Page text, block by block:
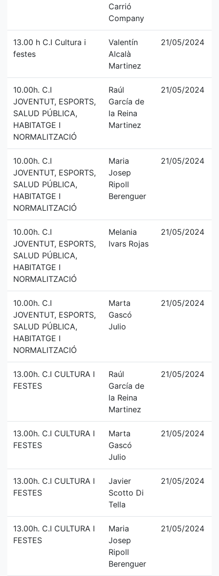
Carrió
Company
13.00 h C.I Cultura i
festes
Valentín
Alcalà
Martinez
21/05/2024
10.00h. C.I
JOVENTUT, ESPORTS,
SALUD PÚBLICA,
HABITATGE I
NORMALITZACIÓ
Raúl
García de
la Reina
Martinez
21/05/2024
10.00h. C.I
JOVENTUT, ESPORTS,
SALUD PÚBLICA,
HABITATGE I
NORMALITZACIÓ
Maria
Josep
Ripoll
Berenguer
21/05/2024
10.00h. C.I
JOVENTUT, ESPORTS,
SALUD PÚBLICA,
HABITATGE I
NORMALITZACIÓ
Melania
Ivars Rojas
21/05/2024
10.00h. C.I
JOVENTUT, ESPORTS,
SALUD PÚBLICA,
HABITATGE I
NORMALITZACIÓ
Marta
Gascó
Julio
21/05/2024
13.00h. C.I CULTURA I
FESTES
Raúl
García de
la Reina
Martinez
21/05/2024
13.00h. C.I CULTURA I
FESTES
Marta
Gascó
Julio
21/05/2024
13.00h. C.I CULTURA I
FESTES
Javier
Scotto Di
Tella
21/05/2024
13.00h. C.I CULTURA I
FESTES
Maria
Josep
Ripoll
Berenguer
21/05/2024